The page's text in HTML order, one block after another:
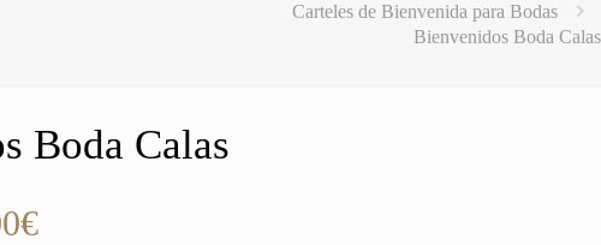
Carteles de Bienvenida para Bodas
Bienvenidos Boda Calas
Boda Calas
€Rango